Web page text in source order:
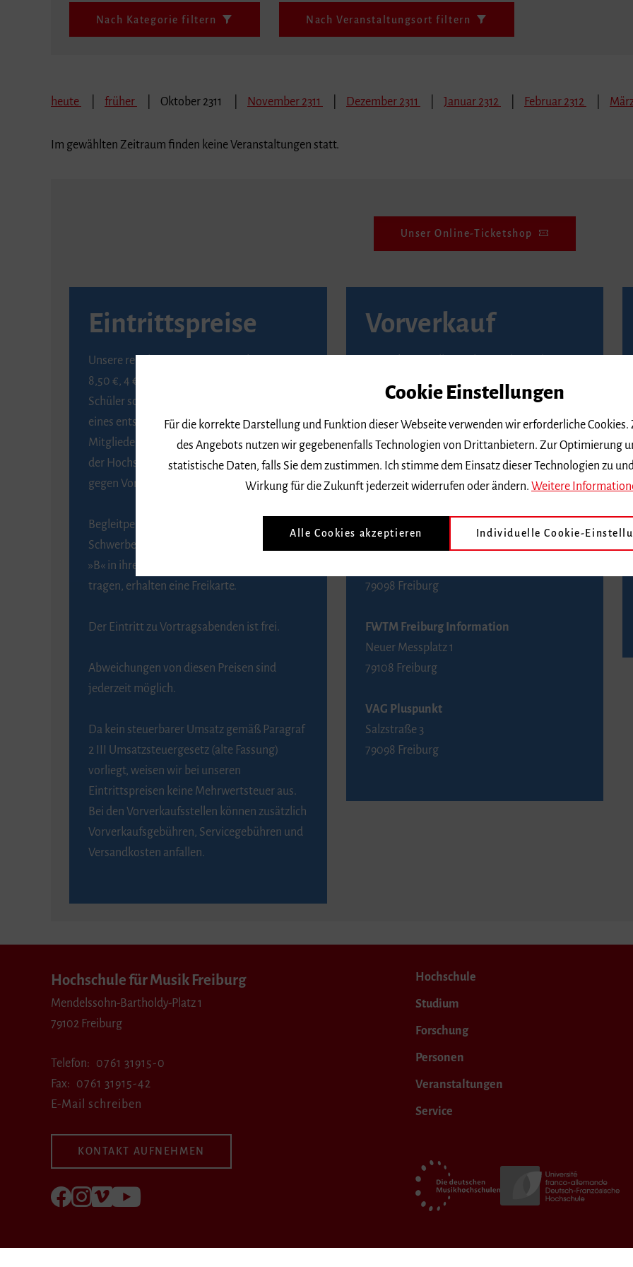
Nach Kategorie filtern Nach Veranstaltungsort filtern
heute früher Oktober 2311 November 2311 Dezember 2311 Januar 2312 Februar 2312
Im gewählten Zeitraum finden keine Veranstaltungen statt.
Unser Online-Ticketshop
Eintrittspreise
Unsere regulären Eintrittspreise betragen
8,50 €, 4 € ermäßigt für Schülerinnen und
Schüler sowie Studierende gegen Vorlage
eines entsprechenden Nachweises, 6 € für
Mitglieder der Gesellschaft zur Förderung
der Hochschule für Musik Freiburg e. V.
gegen Vorlage des Mitgliedsausweises.
Begleitpersonen von Menschen mit
Schwerbehinderung, die das Merkzeichen
»B« in ihrem Schwerbehindertenausweis
tragen, erhalten eine Freikarte.
Der Eintritt zu Vortragsabenden ist frei.
Abweichungen von diesen Preisen sind
jederzeit möglich.
Da kein steuerbarer Umsatz gemäß Paragraf
2 III Umsatzsteuergesetz (alte Fassung)
vorliegt, weisen wir bei unseren
Eintrittspreisen keine Mehrwertsteuer aus.
Bei den Vorverkaufsstellen können zusätzlich
Vorverkaufsgebühren, Servicegebühren und
Versandkosten anfallen.
Vorverkauf
Seite von Reservix.
BZ-Kartenservice Freiburg
Kaiser-Joseph-Straße 229
79098 Freiburg
Telefon 0761 4968888 (Reservierungen sind
79098 Freiburg
FWTM Freiburg Information
Neuer Messplatz 1
79108 Freiburg
VAG Pluspunkt
Salzstraße 3
79098 Freiburg
Hochschule für Musik Freiburg
Mendelssohn-Bartholdy-Platz 1
79102 Freiburg
Telefon
0761 31915-0
Fax
0761 31915-42
E-Mail schreiben
KONTAKT AUFNEHMEN
Folgen Sie uns auf Facebook
Folgen Sie uns auf Instagram
Besuchen Sie uns bei Vimeo
Hochschule
Studium
Forschung
Personen
Veranstaltungen
Service
Cookie Einstellungen
Für die korrekte Darstellung und Funktion dieser Webseite verwenden wir erforderliche
des Angebots nutzen wir gegebenenfalls Technologien von Drittanbietern. Zur Optimierung
statistische Daten, falls Sie dem zustimmen. Ich stimme dem Einsatz dieser Technologien zu
Wirkung für die Zukunft jederzeit widerrufen oder ändern. Weitere
Alle Cookies akzeptieren Individuelle Cookie-